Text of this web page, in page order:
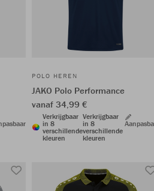
POLO HEREN
JAKO Polo Performance
vanaf 34,99 €
Verkrijgbaar
in 8
verschillende
kleuren
Verkrijgbaar
in 8
verschillende
kleuren